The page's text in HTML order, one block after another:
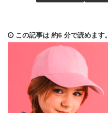
この記事は 約6 分で読めます。